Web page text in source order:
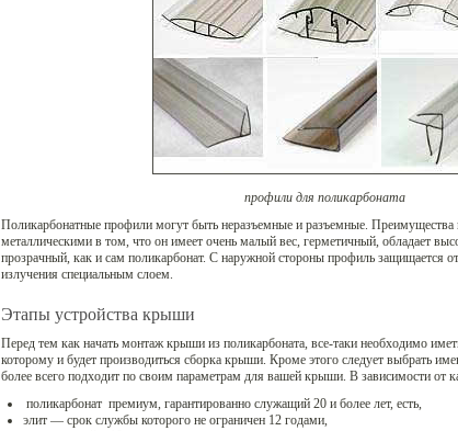
профили для поликарбоната
Поликарбонатные профили могут быть неразъемные и разъемные. Преимущества
металлическими в том, что он имеет очень малый вес, герметичный, обладает
прозрачный, как и сам поликарбонат. С наружной стороны профиль защищается
излучения специальным слоем.
Этапы устройства крыши
Перед тем как начать монтаж крыши из поликарбоната, все-таки необходимо
которому и будет производиться сборка крыши. Кроме этого следует выбрать
более всего подходит по своим параметрам для вашей крыши. В зависимости от
поликарбонат премиум, гарантированно служащий 20 и более лет, есть,
элит — срок службы которого не ограничен 12 годами,